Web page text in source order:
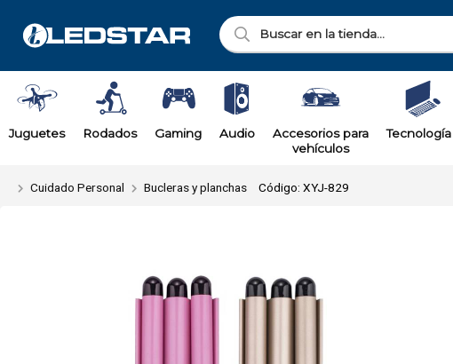
Enviar a email
Juguetes Rodados Gaming Audio
Accesorios para
vehículos
Tecnología
Cuidado Personal Bucleras y planchas Código: XYJ-829